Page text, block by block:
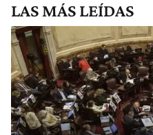
LAS MÁS LEÍDAS